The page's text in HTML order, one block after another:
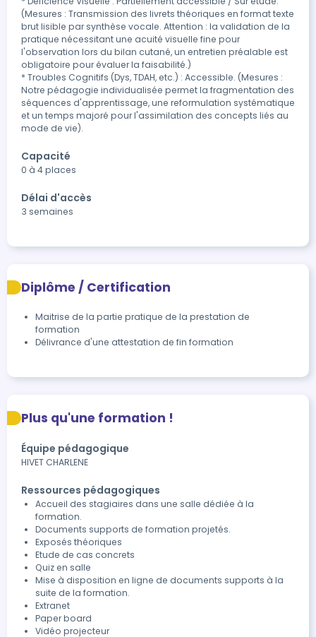
(Mesures : Transmission des livrets théoriques en format texte
brut lisible par synthèse vocale. Attention : la validation de la
pratique nécessitant une acuité visuelle fine pour
l'observation lors du bilan cutané, un entretien préalable est
obligatoire pour évaluer la faisabilité.)
* Troubles Cognitifs (Dys, TDAH, etc.) : Accessible. (Mesures :
Notre pédagogie individualisée permet la fragmentation des
séquences d'apprentissage, une reformulation systématique
et un temps majoré pour l'assimilation des concepts liés au
Capacité
0 à 4 places
Délai d'accès
3 semaines
Diplôme / Certification
Maitrise de la partie pratique de la prestation de
formation
Délivrance d'une attestation de fin formation
Plus qu'une formation !
Équipe pédagogique
HIVET CHARLENE
Ressources pédagogiques
Accueil des stagiaires dans une salle dédiée à la
formation.
Documents supports de formation projetés.
Exposés théoriques
Etude de cas concrets
Quiz en salle
Mise à disposition en ligne de documents supports à la
suite de la formation.
Extranet
Paper board
Vidéo projecteur